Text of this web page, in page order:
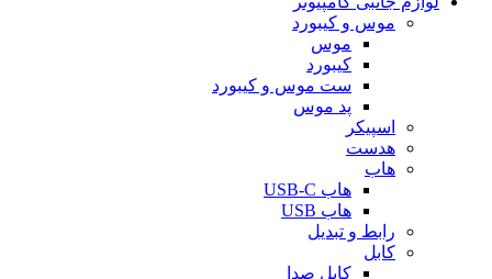
موس و کیبورد
موس
کیبورد
ست موس و کیبورد
پد موس
اسپیکر
هدست
هاب
هاب USB-C
هاب USB
رابط و تبدیل
کابل
کابل صدا